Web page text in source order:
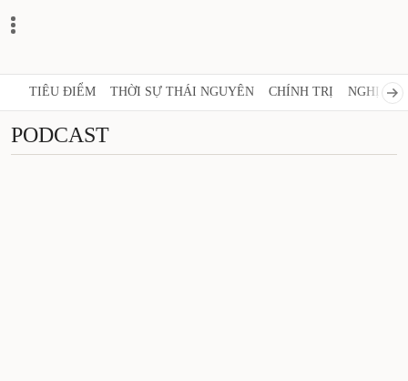
TIÊU ĐIỂM THỜI SỰ THÁI NGUYÊN CHÍNH TRỊ NGHỊ
PODCAST